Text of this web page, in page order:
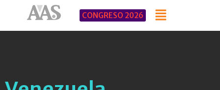
CONGRESO 2026